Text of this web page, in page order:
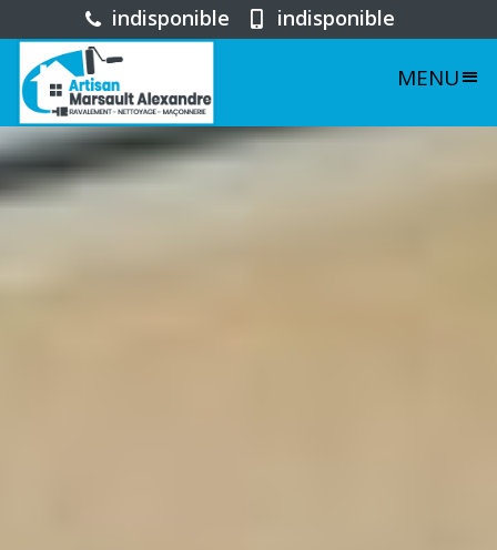
indisponible indisponible
MENU